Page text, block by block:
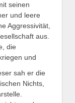
seinen
und leere
Aggressivität,
aus.
die
und
sah er die
Nichts,